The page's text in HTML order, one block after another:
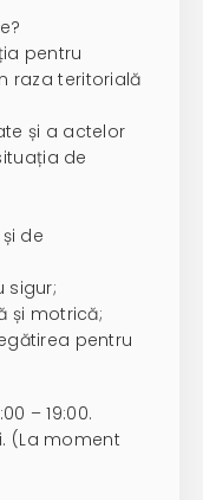
pentru
raza teritorială
și a actelor
de
de
sigur;
și motrică;
pentru
– 19:00.
(La moment